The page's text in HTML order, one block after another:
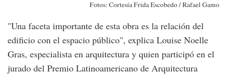
Fotos: Cortesía Frida Escobedo / Rafael Gamo
"Una faceta importante de esta obra es la relación del
edificio con el espacio público", explica Louise Noelle
Gras, especialista en arquitectura y quien participó en el
jurado del Premio Latinoamericano de Arquitectura